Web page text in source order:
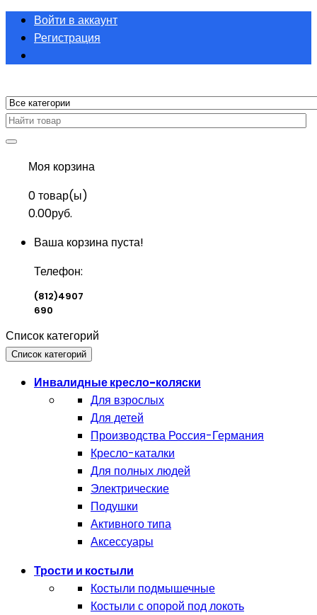
Войти в аккаунт
Регистрация
Моя корзина
0товар(ы)
0.00руб.
Ваша корзина пуста!
Телефон:
(812)4907
690
Список категорий
Список категорий
Инвалидные кресло-коляски
Для взрослых
Для детей
Производства Россия-Германия
Кресло-каталки
Для полных людей
Электрические
Подушки
Активного типа
Аксессуары
Трости и костыли
Костыли подмышечные
Костыли с опорой под локоть